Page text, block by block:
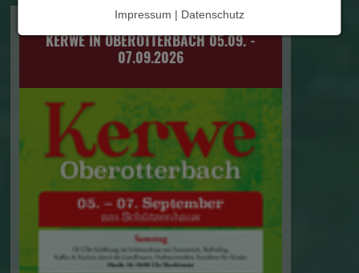
KERWE IN OBEROTTERBACH 05.09. -
07.09.2026
Impressum | Datenschutz